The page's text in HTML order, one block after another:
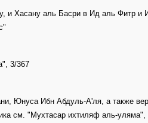
и Хасану аль Басри в Ид аль Фитр и
3/367
Юнуса Ибн Абдуль-А'ля, а также
см. "Мухтасар ихтиляф аль-